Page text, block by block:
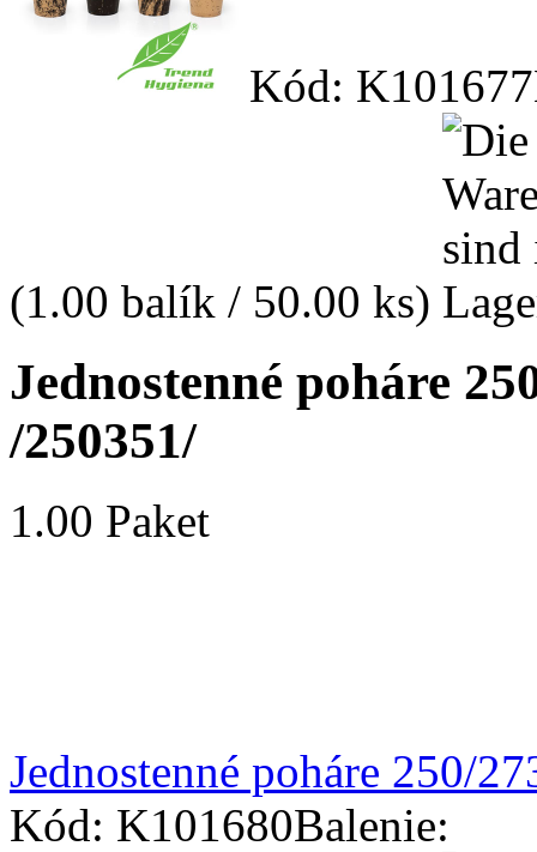
Kód: K101677
(1.00 balík / 50.00 ks)
Jednostenné poháre
/250351/
1.00 Paket
Jednostenné poháre 250/
Kód: K101680Balenie: